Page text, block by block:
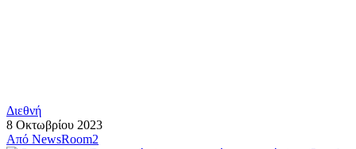
Διεθνή
8 Οκτωβρίου 2023
Από NewsRoom2